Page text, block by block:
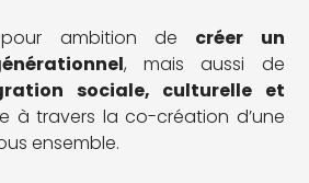
pour ambition de créer un
, mais aussi de
sociale, culturelle et
à travers la co-création d’une
ensemble.